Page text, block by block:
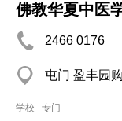
佛教华夏中医
2466 0176
屯门 盈丰园
学校─专门